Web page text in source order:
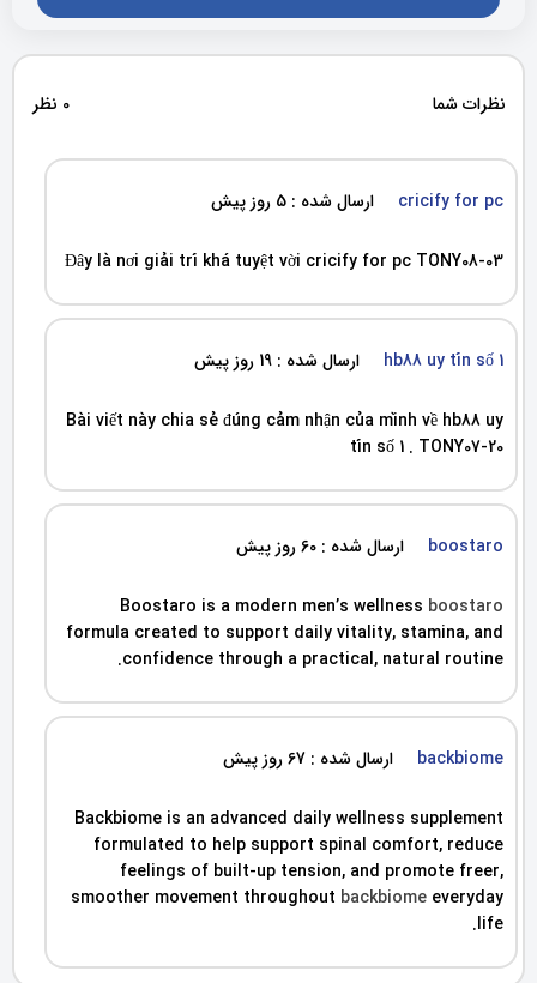
نظرات شما 0 نظر
cricify for pc ارسال شده : 5 روز پیش
Đây là nơi giải trí khá tuyệt vời cricify for pc TONY08-03
hb88 uy tín số 1 ارسال شده : 19 روز پیش
Bài viết này chia sẻ đúng cảm nhận của mình về hb88 uy
tín số 1 . TONY07-20
boostaro ارسال شده : 60 روز پیش
Boostaro is a modern men’s wellness boostaro
formula created to support daily vitality, stamina, and
confidence through a practical, natural routine.
backbiome ارسال شده : 67 روز پیش
Backbiome is an advanced daily wellness supplement
formulated to help support spinal comfort, reduce
feelings of built-up tension, and promote freer,
smoother movement throughout backbiome everyday
life.